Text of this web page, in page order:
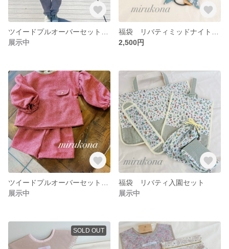
展示中
2,500円
展示中
福袋 リバティ入園セット
展示中
SOLD OUT